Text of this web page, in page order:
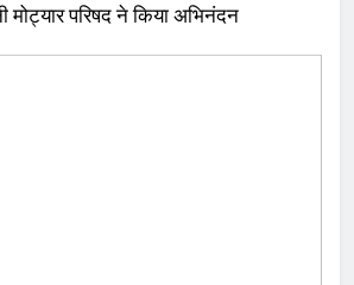
मोट्यार परिषद ने किया अभिनंदन